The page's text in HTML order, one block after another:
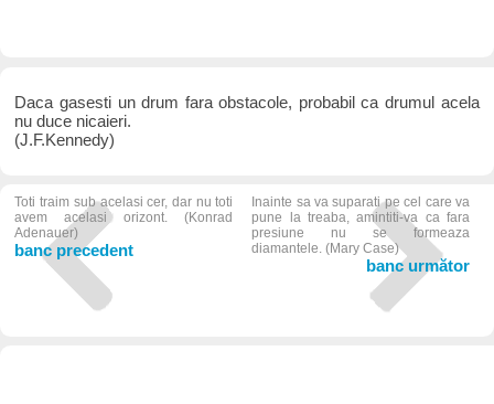
Daca gasesti un drum fara obstacole, probabil ca drumul acela
nu duce nicaieri.
(J.F.Kennedy)
Toti traim sub acelasi cer, dar nu toti
avem acelasi orizont. (Konrad
Adenauer)
banc precedent
Inainte sa va suparati pe cel care va
pune la treaba, amintiti-va ca fara
presiune nu se formeaza
diamantele. (Mary Case)
banc următor